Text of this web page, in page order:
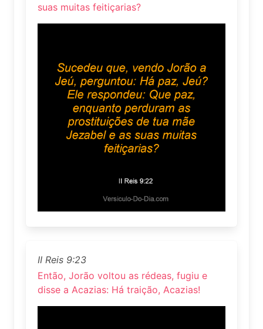
suas muitas feitiçarias?
II Reis 9:23
Então, Jorão voltou as rédeas, fugiu e
disse a Acazias: Há traição, Acazias!